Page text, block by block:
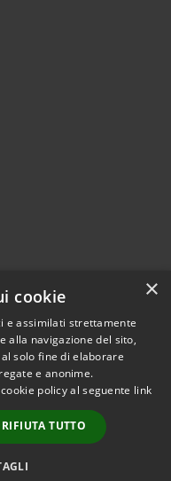
© 2026 • Comune di
Sorano • Powered by
Municipium•
Accesso
redazione
×
cookie
e assimilati strettamente
alla navigazione del sito,
solo fine di elaborare
e anonime.
policy al seguente link
RIFIUTA TUTTO